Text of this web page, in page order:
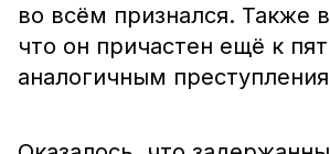
во всём признался. Также
что он причастен ещё к
аналогичным